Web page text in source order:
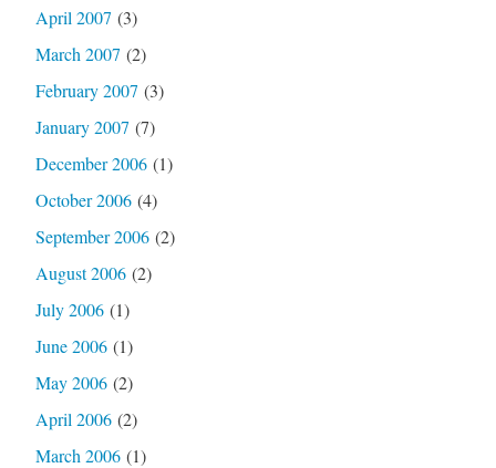
April 2007 (3)
March 2007 (2)
February 2007 (3)
January 2007 (7)
December 2006(1)
October 2006(4)
September 2006(2)
August 2006(2)
July 2006(1)
June 2006(1)
May 2006(2)
April 2006(2)
March 2006(1)